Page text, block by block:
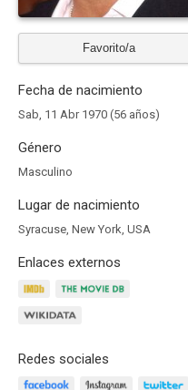
Favorito/a
Fecha de nacimiento
Sab, 11 Abr 1970 (56 años)
Género
Masculino
Lugar de nacimiento
Syracuse, New York, USA
Enlaces externos
Redes sociales